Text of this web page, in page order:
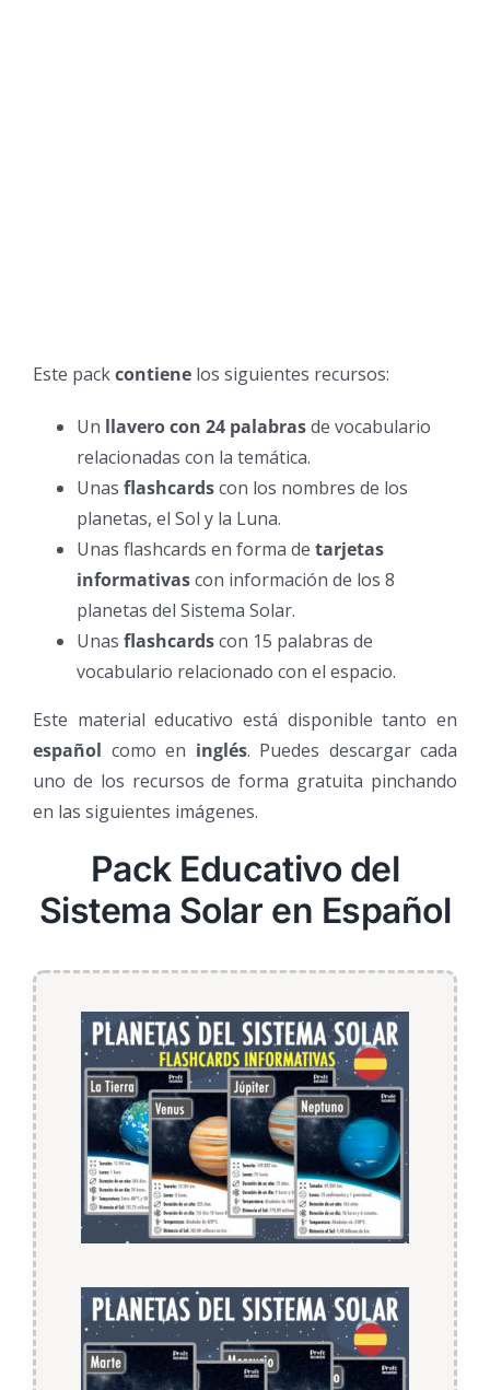
Este packcontiene los siguientes recursos:
Un llavero con 24 palabrasde vocabulario
relacionadas con la temática.
Unas flashcardscon los nombres de los
planetas, el Sol y la Luna.
Unas flashcards en forma de tarjetas
informativascon información de los 8
planetas del Sistema Solar.
Unas flashcardscon 15 palabras de
vocabulario relacionado con el espacio.
Este material educativo está disponible tanto en
español como en inglés. Puedes descargar cada
uno de los recursos de forma gratuita pinchando
en las siguientes imágenes.
Pack Educativo del
Sistema Solar en Español